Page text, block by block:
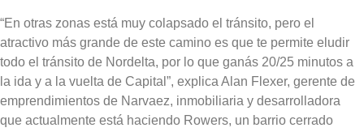
“En otras zonas está muy colapsado el tránsito, pero el
atractivo más grande de este camino es que te permite eludir
todo el tránsito de Nordelta, por lo que ganás 20/25 minutos a
la ida y a la vuelta de Capital ”, explica Alan Flexer, gerente de
emprendimientos de Narvaez, inmobiliaria y desarrolladora
que actualmente está haciendo Rowers, un barrio cerrado